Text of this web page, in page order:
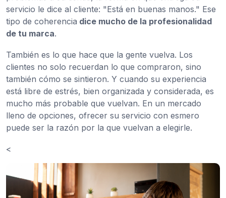
servicio le dice al cliente: "Está en buenas manos." Ese
tipo de coherencia dice mucho de la profesionalidad
de tu marca.
También es lo que hace que la gente vuelva. Los
clientes no solo recuerdan lo que compraron, sino
también cómo se sintieron. Y cuando su experiencia
está libre de estrés, bien organizada y considerada, es
mucho más probable que vuelvan. En un mercado
lleno de opciones, ofrecer su servicio con esmero
puede ser la razón por la que vuelvan a elegirle.
<